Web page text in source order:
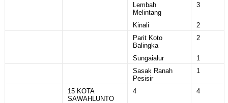
Lembah
Melintang
3
Kinali
2
Parit Koto
Balingka
2
Sungaialur
1
Sasak Ranah
Pesisir
1
15 KOTA
SAWAHLUNTO
4 4